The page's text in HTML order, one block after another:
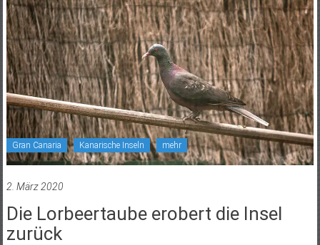
Gran Canaria Kanarische Inseln mehr
2. März 2020
Die Lorbeertaube erobert die Insel
zurück